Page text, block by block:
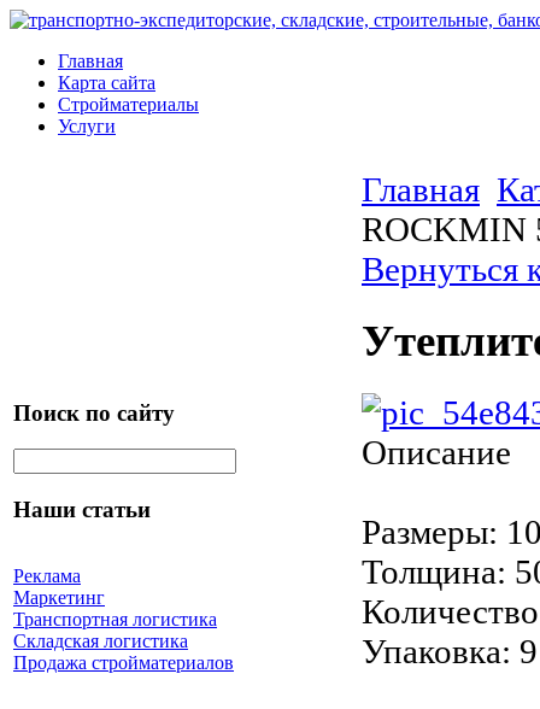
Главная
Карта сайта
Стройматериалы
Услуги
Поиск по сайту
Наши статьи
Реклама
Маркетинг
Транспортная логистика
Складская логистика
Продажа стройматериалов
Главная
ROCKMIN
Вернуться
Описание
Размеры:
Толщина:
Упаковка: